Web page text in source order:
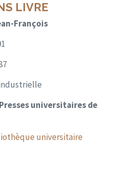
LIVRE
François
universitaires de
universitaire